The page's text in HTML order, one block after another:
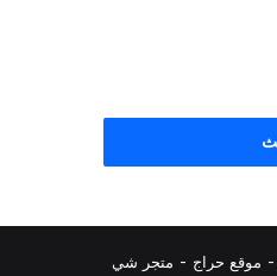
- موقع حراج - متجر شي